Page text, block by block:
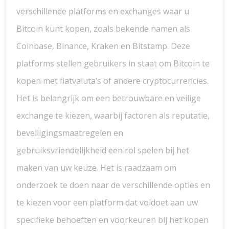
verschillende platforms en exchanges waar u
Bitcoin kunt kopen, zoals bekende namen als
Coinbase, Binance, Kraken en Bitstamp. Deze
platforms stellen gebruikers in staat om Bitcoin te
kopen met fiatvaluta’s of andere cryptocurrencies.
Het is belangrijk om een betrouwbare en veilige
exchange te kiezen, waarbij factoren als reputatie,
beveiligingsmaatregelen en
gebruiksvriendelijkheid een rol spelen bij het
maken van uw keuze. Het is raadzaam om
onderzoek te doen naar de verschillende opties en
te kiezen voor een platform dat voldoet aan uw
specifieke behoeften en voorkeuren bij het kopen